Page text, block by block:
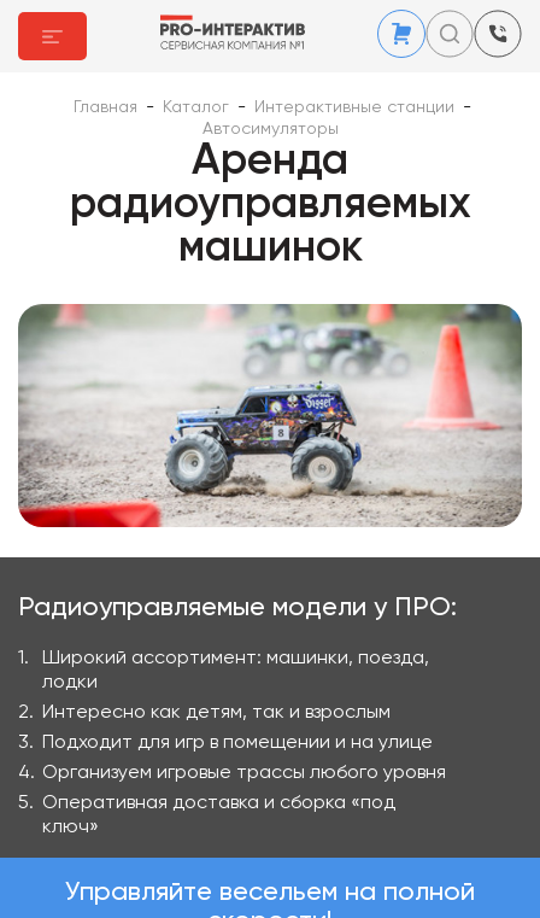
Главная - Каталог - Интерактивные станции
-
Автосимуляторы
Аренда
радиоуправляемых
машинок
Радиоуправляемые модели у ПРО:
Широкий ассортимент: машинки, поезда,
лодки
Интересно как детям, так и взрослым
Подходит для игр в помещении и на улице
Организуем игровые трассы любого уровня
Оперативная доставка и сборка «под
ключ»
Управляйте весельем на полной